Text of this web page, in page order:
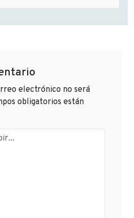
electrónico no será
obligatorios están